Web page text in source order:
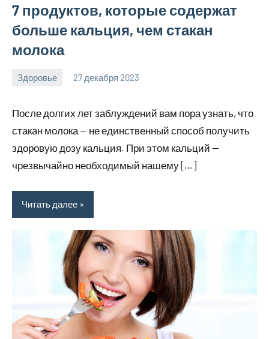
7 продуктов, которые содержат
больше кальция, чем стакан
молока
Здоровье 27 декабря 2023
hobby_v_ru
Нет
После долгих лет заблуждений вам пора узнать, что
стакан молока — не единственный способ получить
здоровую дозу кальция. При этом кальций —
чрезвычайно необходимый нашему […]
Читать далее